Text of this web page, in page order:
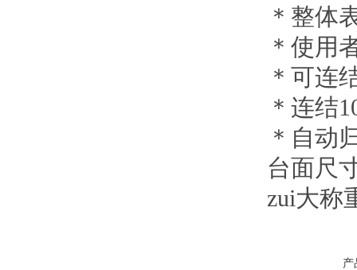
＊整体
＊使用
＊可连
＊连结
＊自动
台面尺
zui大称
产